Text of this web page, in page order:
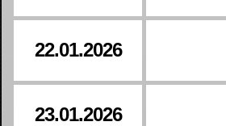
22.01.2026
23.01.2026